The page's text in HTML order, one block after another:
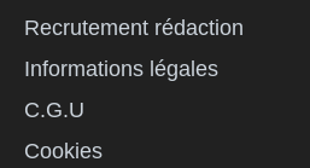
Recrutement rédaction
Informations légales
C.G.U
Cookies